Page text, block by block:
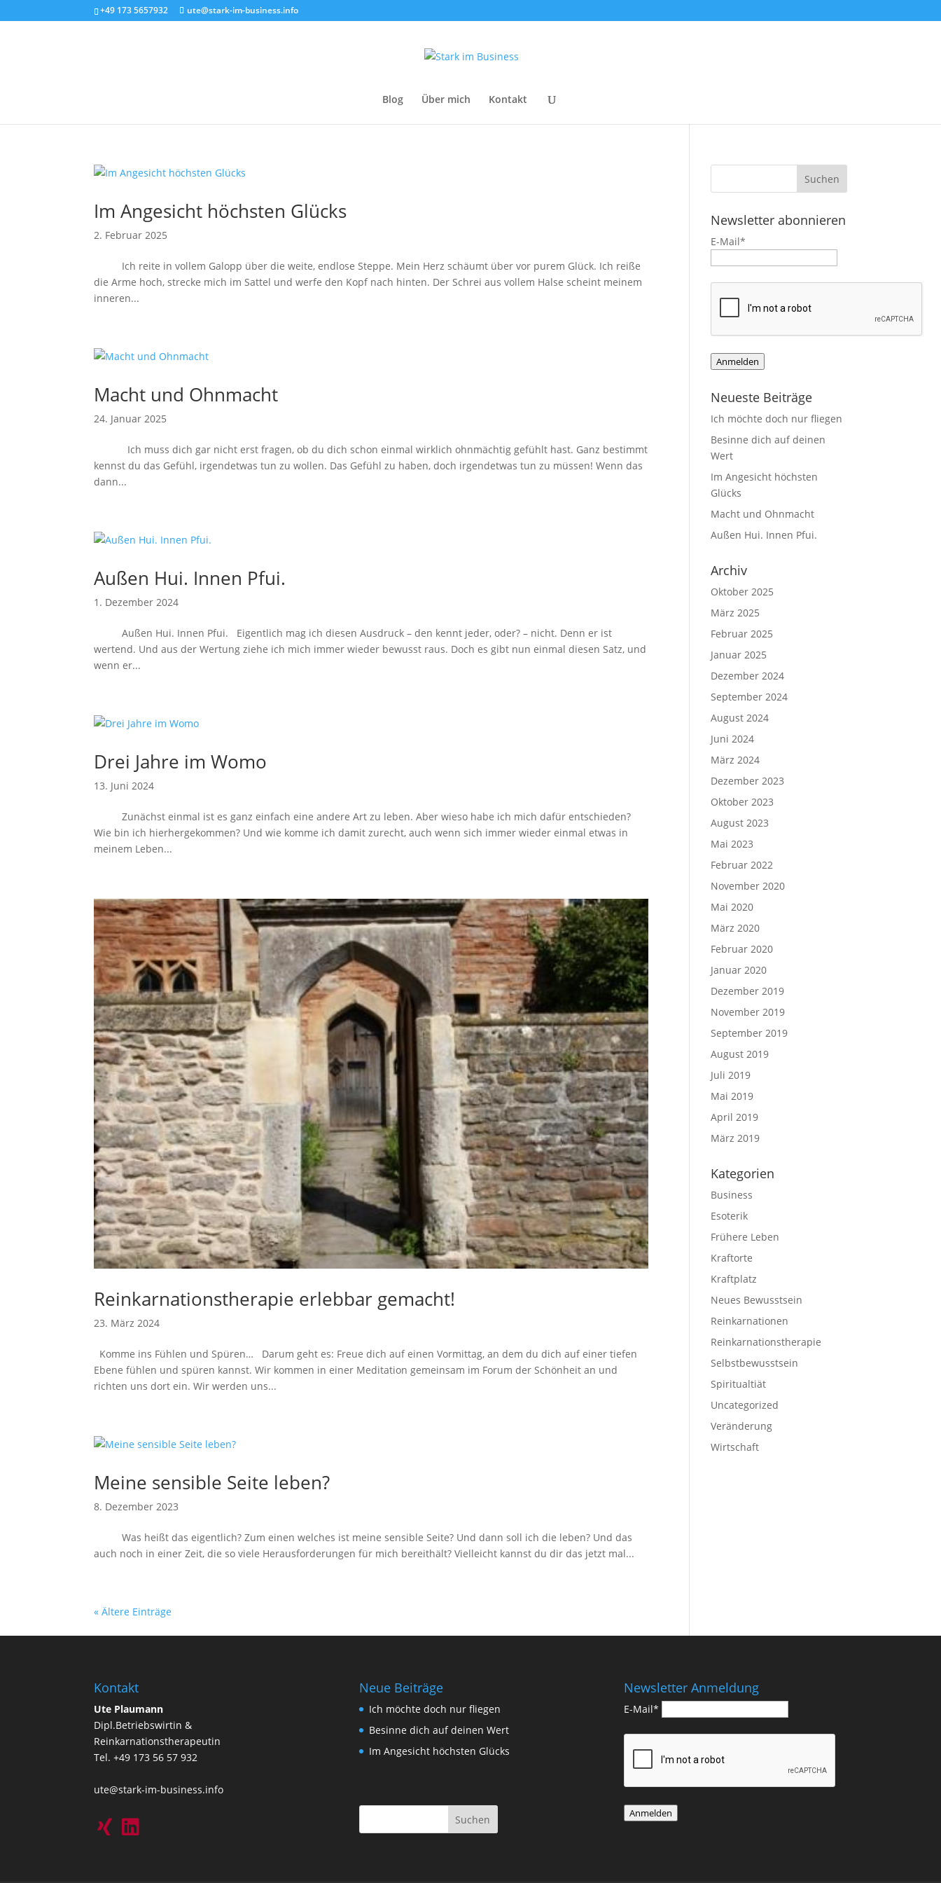
+49 173 5657932 ute@stark-im-business.info
Blog Über mich Kontakt
Im Angesicht höchsten Glücks
2. Februar 2025
Ich reite in vollem Galopp über die weite, endlose Steppe. Mein Herz schäumt über vor purem Glück. Ich reiße
die Arme hoch, strecke mich im Sattel und werfe den Kopf nach hinten. Der Schrei aus vollem Halse scheint meinem
inneren...
Macht und Ohnmacht
24. Januar 2025
Ich muss dich gar nicht erst fragen, ob du dich schon einmal wirklich ohnmächtig gefühlt hast. Ganz bestimmt
kennst du das Gefühl, irgendetwas tun zu wollen. Das Gefühl zu haben, doch irgendetwas tun zu müssen! Wenn das
dann...
Außen Hui. Innen Pfui.
1. Dezember 2024
Außen Hui. Innen Pfui. Eigentlich mag ich diesen Ausdruck – den kennt jeder, oder? – nicht. Denn er ist
wertend. Und aus der Wertung ziehe ich mich immer wieder bewusst raus. Doch es gibt nun einmal diesen Satz, und
wenn er...
Drei Jahre im Womo
13. Juni 2024
Zunächst einmal ist es ganz einfach eine andere Art zu leben. Aber wieso habe ich mich dafür entschieden?
Wie bin ich hierhergekommen? Und wie komme ich damit zurecht, auch wenn sich immer wieder einmal etwas in
meinem Leben...
Reinkarnationstherapie erlebbar gemacht!
23. März 2024
Komme ins Fühlen und Spüren… Darum geht es: Freue dich auf einen Vormittag, an dem du dich auf einer tiefen
Ebene fühlen und spüren kannst. Wir kommen in einer Meditation gemeinsam im Forum der Schönheit an und
richten uns dort ein. Wir werden uns...
Meine sensible Seite leben?
8. Dezember 2023
Was heißt das eigentlich? Zum einen welches ist meine sensible Seite? Und dann soll ich die leben? Und das
auch noch in einer Zeit, die so viele Herausforderungen für mich bereithält? Vielleicht kannst du dir das jetzt mal...
« Ältere Einträge
Newsletter abonnieren
E-Mail*
Anmelden
Neueste Beiträge
Ich möchte doch nur fliegen
Besinne dich auf deinen
Wert
Im Angesicht höchsten
Glücks
Macht und Ohnmacht
Außen Hui. Innen Pfui.
Archiv
Oktober 2025
März 2025
Februar 2025
Januar 2025
Dezember 2024
September 2024
August 2024
Juni 2024
März 2024
Dezember 2023
Oktober 2023
August 2023
Mai 2023
Februar 2022
November 2020
Mai 2020
März 2020
Februar 2020
Januar 2020
Dezember 2019
November 2019
September 2019
August 2019
Juli 2019
Mai 2019
April 2019
März 2019
Kategorien
Business
Esoterik
Frühere Leben
Kraftorte
Kraftplatz
Neues Bewusstsein
Reinkarnationen
Reinkarnations­therapie
Selbstbewusstsein
Spiritualtiät
Uncategorized
Veränderung
Wirtschaft
Kontakt
Ute Plaumann
Dipl.Betriebswirtin &
Reinkarnationstherapeutin
Tel. +49 173 56 57 932
ute@stark-im-business.info
Neue Beiträge
Ich möchte doch nur fliegen
Besinne dich auf deinen Wert
Im Angesicht höchsten Glücks
Newsletter Anmeldung
E-Mail*
Anmelden